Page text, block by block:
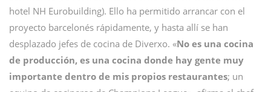
hotel NH Eurobuilding). Ello ha permitido arrancar con el
proyecto barcelonés rápidamente, y hasta allí se han
desplazado jefes de cocina de Diverxo. «No es una cocina
de producción, es una cocina donde hay gente muy
importante dentro de mis propios restaurantes; un